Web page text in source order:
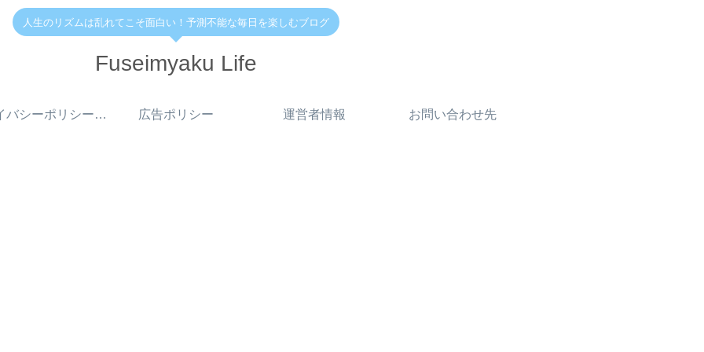
人生のリズムは乱れてこそ面白い！予測不能な毎日を楽しむブログ
Fuseimyaku Life
プライバシーポリシー・免責事項 広告ポリシー 運営者情報 お問い合わせ先